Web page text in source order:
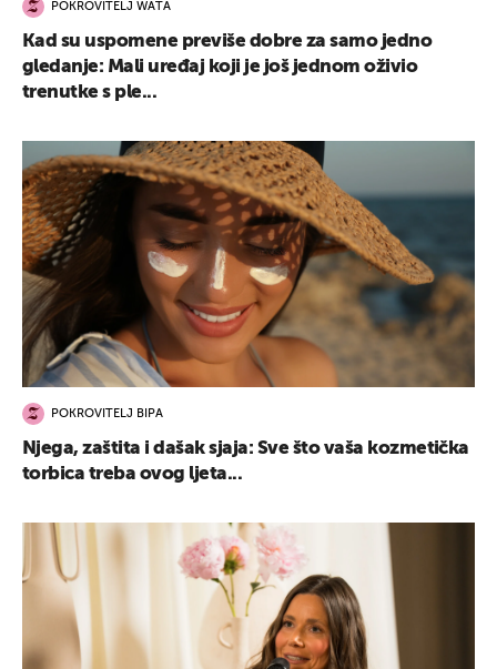
POKROVITELJ WATA
Kad su uspomene previše dobre za samo jedno
gledanje: Mali uređaj koji je još jednom oživio
trenutke s ple...
POKROVITELJ BIPA
Njega, zaštita i dašak sjaja: Sve što vaša kozmetička
torbica treba ovog ljeta...